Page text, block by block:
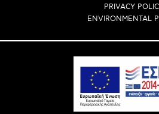
PRIVACY
ENVIRONMENTAL